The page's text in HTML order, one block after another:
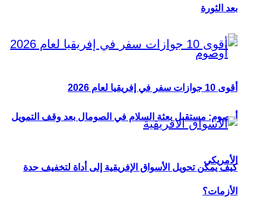
أوصوم: مستقبل بعثة السلام في الصومال بعد وقف التمويل
الأمريكي
بعد الثورة
أقوى 10 جوازات سفر في إفريقيا لعام 2026
كيف يمكن تحويل الأسواق الإفريقية إلى أداة لتخفيف حدة
الأزمات؟